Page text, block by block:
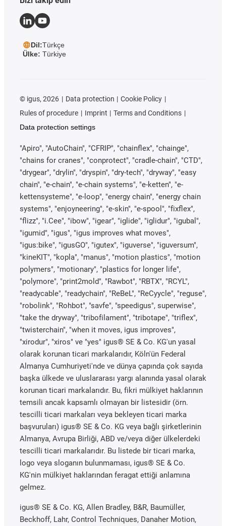
Dil:Türkçe
Ülke: Türkiye
© igus, 2026 Data protection
Cookie Policy
Rules of procedure
Imprint
Terms and Conditions
Data protection settings
"Apiro", "AutoChain", "CFRIP", "chainflex", "chainge",
"chains for cranes", "conprotect", "cradle-chain", "CTD",
"drygear", "drylin", "dryspin", "dry-tech", "dryway", "easy
chain", "e-chain", "e-chain systems", "e-ketten", "e-
kettensysteme", "e-loop", "energy chain", "energy chain
systems", "enjoyneering", "e-skin", "e-spool", "fixflex",
"flizz", "i.Cee", "ibow", "igear", "iglide", "iglidur", "igubal",
"igumid", "igus", "igus improves what moves",
"igus:bike", "igusGO", "igutex", "iguverse", "iguversum",
"kineKIT", "kopla", "manus", "motion plastics", "motion
polymers", "motionary", "plastics for longer life",
"polymore", "print2mold", "Rawbot", "RBTX", "RCYL",
"readycable", "readychain", "ReBeL", "ReCyycle", "reguse",
"robolink", "Rohbot", "savfe", "speedigus", superwise",
"take the dryway", "tribofilament", "tribotape", "triflex",
"twisterchain", "when it moves, igus improves",
"xirodur", "xiros" ve "yes" igus® SE & Co. KG'un yasal
olarak korunan ticari markalarıdır, Köln'ün Federal
Almanya Cumhuriyeti'nde ve dünya çapında çok sayıda
başka ülkede ve uluslararası yargı alanında yasal olarak
korunan ticari markalarıdır. Bu, fikri mülkiyet haklarının
temsili ancak kapsamlı olmayan bir listesidir (örn.
tescilli ticari markaları veya bekleyen ticari marka
başvuruları) igus® SE & Co. KG veya bağlı şirketlerinin
Almanya, Avrupa Birliği, ABD ve/veya diğer ülkelerdeki
tescilli ticari markalarıdır. Bu listede bir ticari marka,
logo veya sloganın bulunmaması, igus® SE & Co.
KG'nin mülkiyet haklarından feragat ettiği anlamına
gelmez.
igus® SE & Co. KG, Allen Bradley, B&R, Baumüller,
Beckhoff, Lahr, Control Techniques, Danaher Motion,